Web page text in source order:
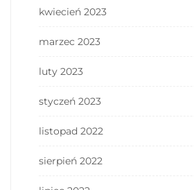
kwiecień 2023
marzec 2023
luty 2023
styczeń 2023
listopad 2022
sierpień 2022